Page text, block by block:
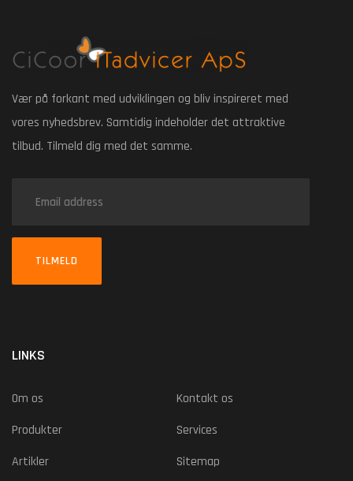
Vær på forkant med udviklingen og bliv inspireret med
vores nyhedsbrev. Samtidig indeholder det attraktive
tilbud. Tilmeld dig med det samme.
TILMELD
LINKS
Om os
Kontakt os
Produkter
Services
Artikler
Sitemap